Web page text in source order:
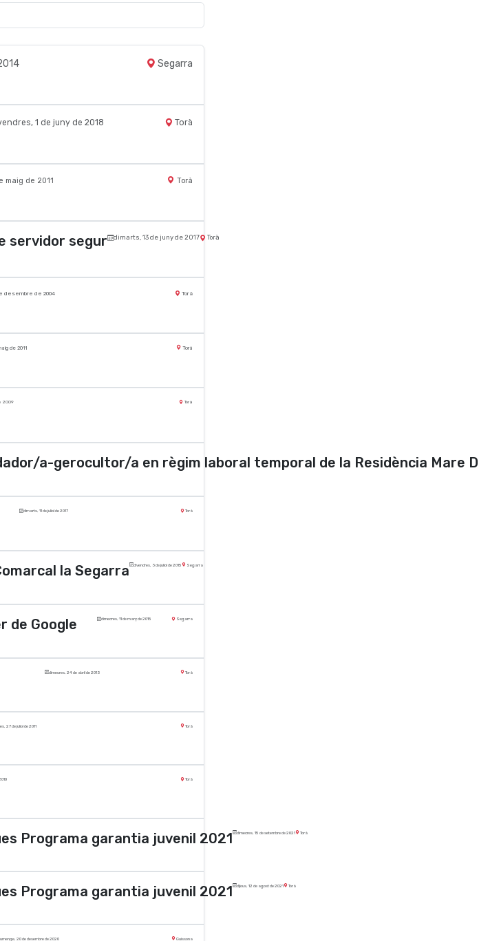
Segarra
1 de juny de 2018 Torà
maig de 2011 Torà
servidor segur dimarts, 13 de juny de 2017 Torà
desembre de 2004 Torà
de 2011 Torà
2009 Torà
a-gerocultor/a en règim laboral temporal de la Residència Mare
dimarts, 11 de juliol de 2017 Torà
la Segarra divendres, 3 de juliol de 2015 Segarra
de Google dimecres, 11 de març de 2015 Segarra
dimecres, 24 de abril de 2013 Torà
27 de juliol de 2011 Torà
Torà
Programa garantia juvenil 2021 dimecres, 15 de setembre de 2021 Torà
Programa garantia juvenil 2021 dijous, 12 de agost de 2021 Torà
20 de desembre de 2020 Guissona